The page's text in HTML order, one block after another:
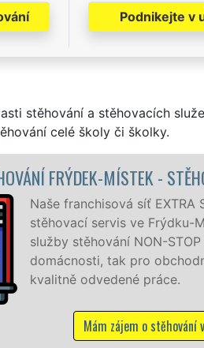
Podnikejte v
stěhování a stěhovacích
celé školy či školky.
PRÁCE FRÝDEK-
STĚHOVÁNÍ vám zajišťuje
Místku. Poskytujeme
24 hodin denně, 7 dní v týdnu
společnosti, a to levně a se
ve Frýdku-Místku